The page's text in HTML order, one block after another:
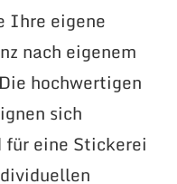
Ihre eigene
nach eigenem
hochwertigen
sich
für eine Stickerei